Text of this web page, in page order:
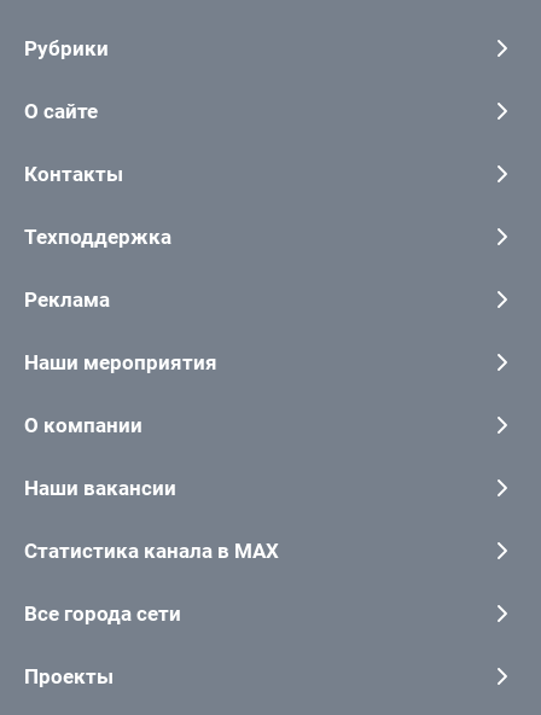
Рубрики
О сайте
Контакты
Техподдержка
Реклама
Наши мероприятия
О компании
Наши вакансии
Статистика канала в MAX
Все города сети
Проекты